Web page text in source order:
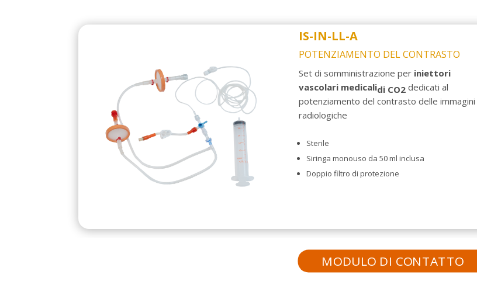
IS-IN-LL-A
POTENZIAMENTO DEL CONTRASTO
Set di somministrazione per iniettori
vascolari medicalidi CO2dedicati al
potenziamento del contrasto delle immagini
radiologiche
Sterile
Siringa monouso da 50 ml inclusa
Doppio filtro di protezione
MODULO DI CONTATTO